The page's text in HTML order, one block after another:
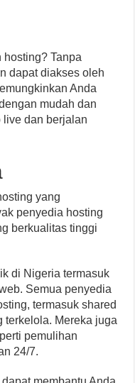
Tanpa
dapat diakses oleh
Anda
mudah dan
live dan berjalan
yang
penyedia hosting
berkualitas tinggi
di Nigeria termasuk
Semua penyedia
termasuk shared
terkelola. Mereka juga
pemulihan
24/7.